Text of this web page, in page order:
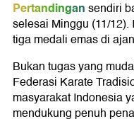
Pertandingansendiri
selesai Minggu (11/
tiga medali emas di
Bukan tugas yang
Federasi Karate
masyarakat Indonesia
mendukung penuh